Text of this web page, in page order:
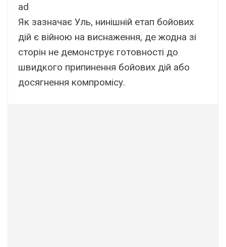
ad
Як зазначає Уль, нинішній етап бойових
дій є війною на виснаження, де жодна зі
сторін не демонструє готовності до
швидкого припинення бойових дій або
досягнення компромісу.